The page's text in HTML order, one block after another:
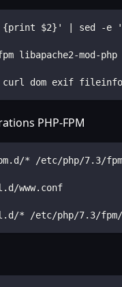
{print $2}' | sed -
mod-php
curl dom exif fileinfo
PHP-FPM
* /etc/php/7.3/
www.conf
* /etc/php/7.3/